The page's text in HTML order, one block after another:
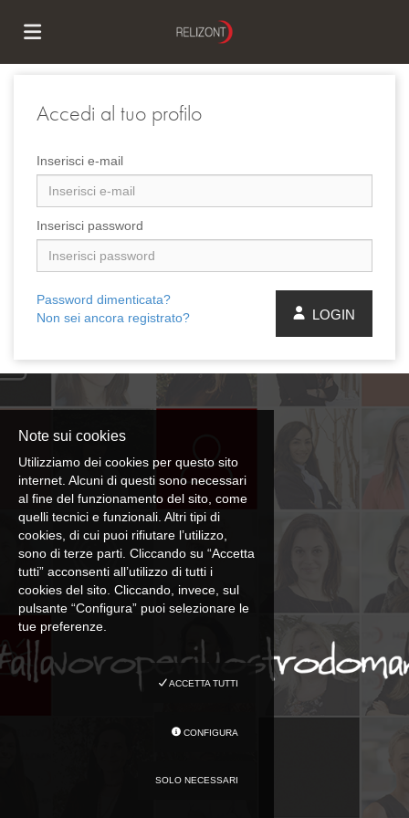
Offerte
di
Carica
EN
FR
IT
DE
ES
Accedi al tuo profilo
Inserisci e-mail
Inserisci password
LOGIN
Password dimenticata?
Non sei ancora registrato?
Note sui cookies
Utilizziamo dei cookies per questo sito
internet. Alcuni di questi sono necessari
al fine del funzionamento del sito, come
quelli tecnici e funzionali. Altri tipi di
cookies, di cui puoi rifiutare l’utilizzo,
sono di terze parti. Cliccando su “Accetta
tutti” acconsenti all’utilizzo di tutti i
cookies del sito. Cliccando, invece, sul
pulsante “Configura” puoi selezionare le
tue preferenze.
ACCETTA TUTTI
CONFIGURA
SOLO NECESSARI